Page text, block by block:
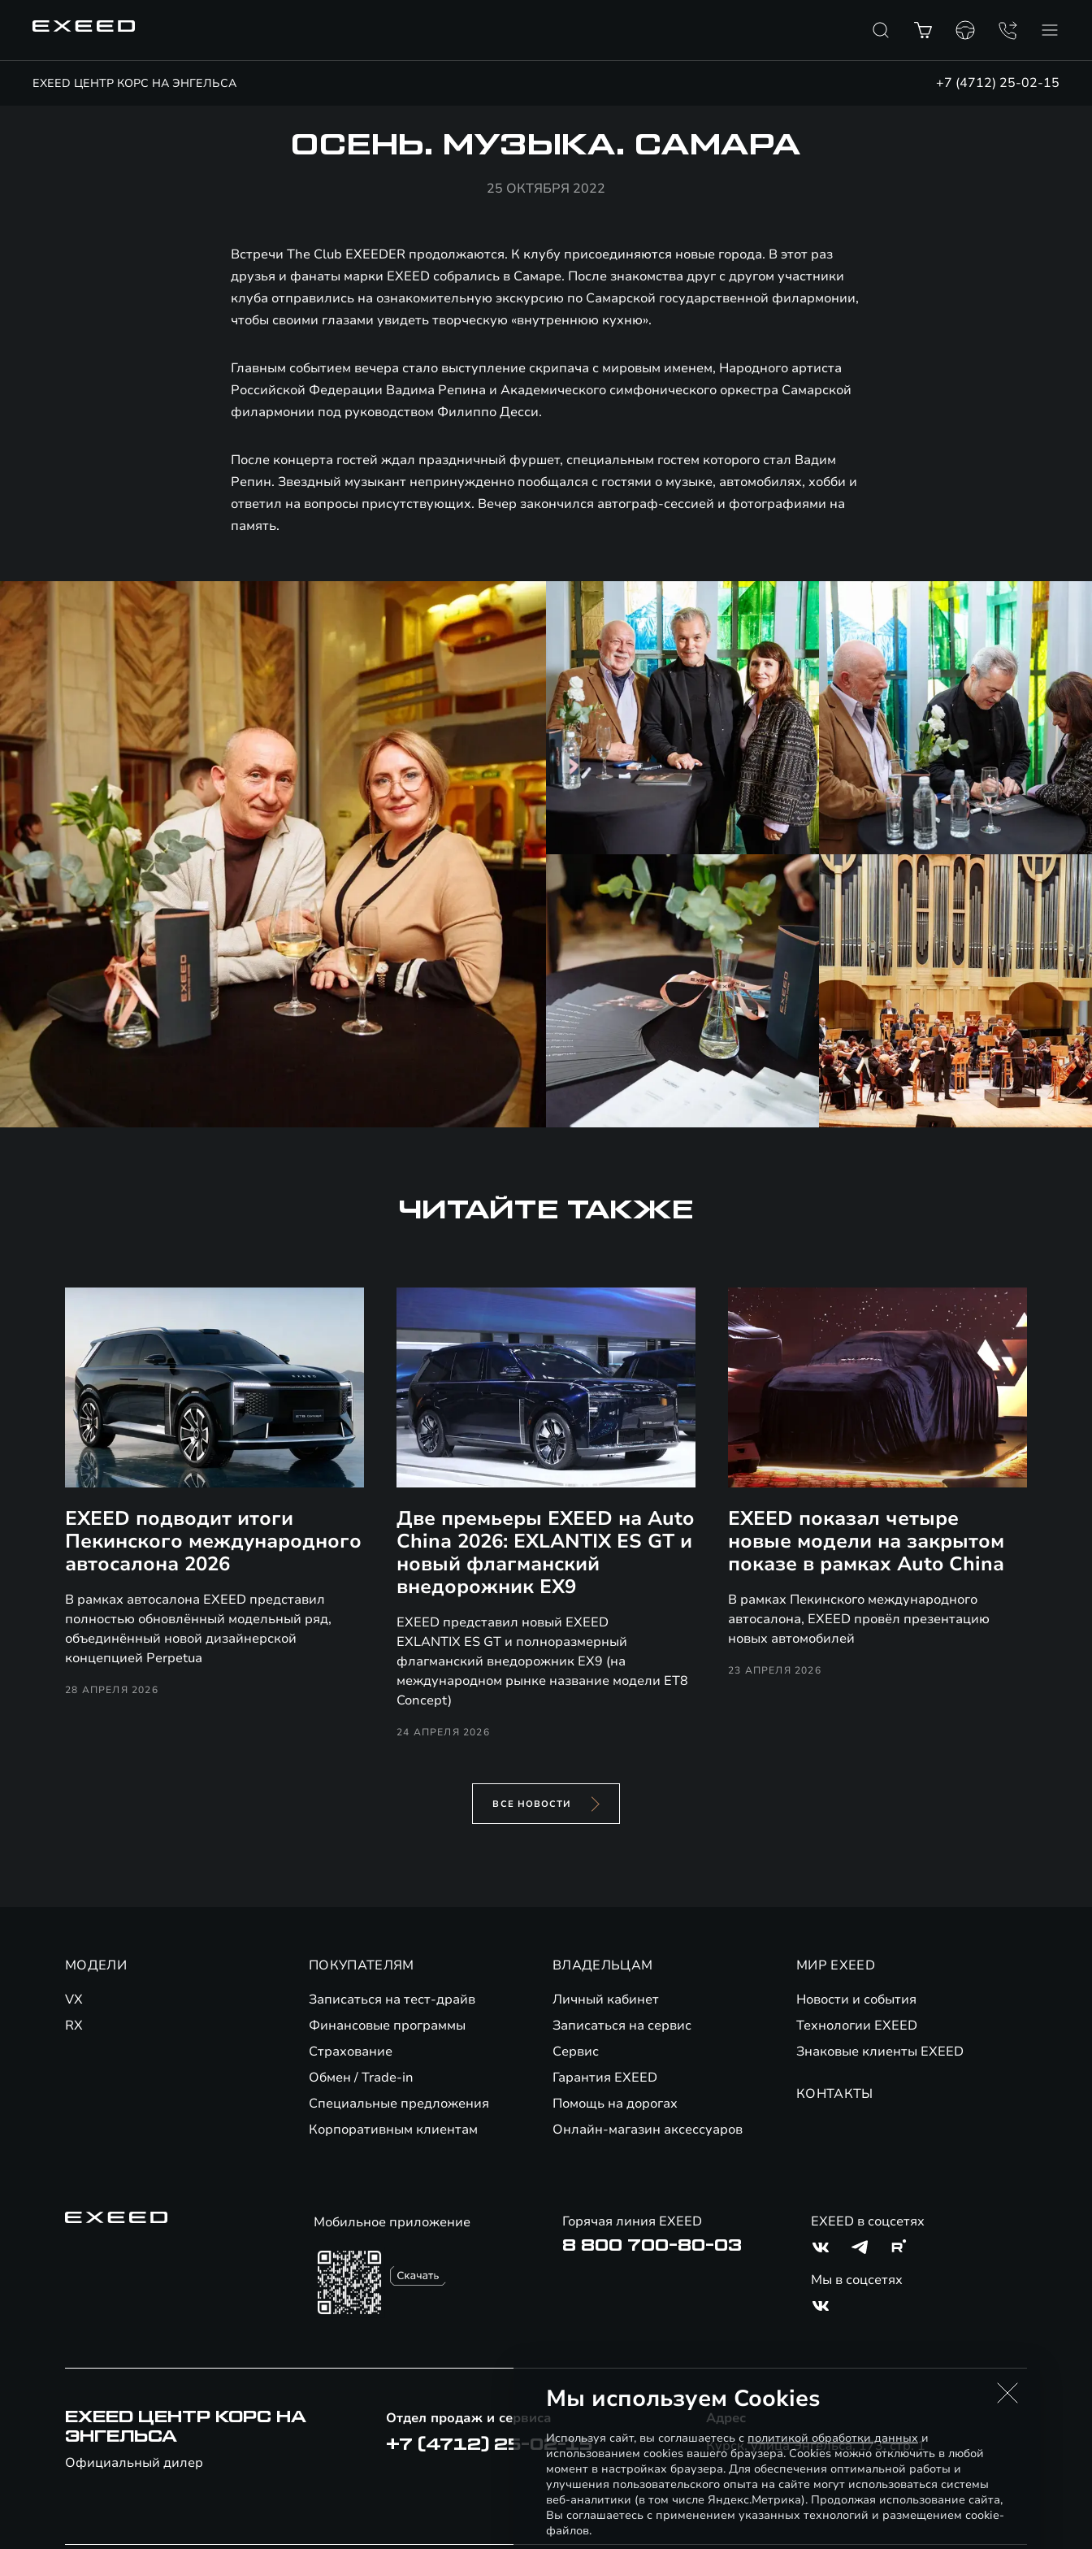
EXEED ЦЕНТР КОРС НА ЭНГЕЛЬСА +7 (4712) 25-02-15
ОСЕНЬ. МУЗЫКА. САМАРА
25 ОКТЯБРЯ 2022
Встречи The Club EXEEDER продолжаются. К клубу присоединяются новые города. В этот раз
друзья и фанаты марки EXEED собрались в Самаре. После знакомства друг с другом участники
клуба отправились на ознакомительную экскурсию по Самарской государственной филармонии,
чтобы своими глазами увидеть творческую «внутреннюю кухню».
Главным событием вечера стало выступление скрипача с мировым именем, Народного артиста
Российской Федерации Вадима Репина и Академического симфонического оркестра Самарской
филармонии под руководством Филиппо Десси.
После концерта гостей ждал праздничный фуршет, специальным гостем которого стал Вадим
Репин. Звездный музыкант непринужденно пообщался с гостями о музыке, автомобилях, хобби и
ответил на вопросы присутствующих. Вечер закончился автограф-сессией и фотографиями на
память.
ЧИТАЙТЕ ТАКЖЕ
EXEED подводит итоги
Пекинского международного
автосалона 2026
В рамках автосалона EXEED представил
полностью обновлённый модельный ряд,
объединённый новой дизайнерской
концепцией Perpetua
28 АПРЕЛЯ 2026
Две премьеры EXEED на Auto
China 2026: EXLANTIX ES GT и
новый флагманский
внедорожник EX9
EXEED представил новый EXEED
EXLANTIX ES GT и полноразмерный
флагманский внедорожник EX9 (на
международном рынке название модели ET8
Concept)
24 АПРЕЛЯ 2026
EXEED показал четыре
новые модели на закрытом
показе в рамках Auto China
В рамках Пекинского международного
автосалона, EXEED провёл презентацию
новых автомобилей
23 АПРЕЛЯ 2026
ВСЕ НОВОСТИ
МОДЕЛИ
VX
RX
ПОКУПАТЕЛЯМ
Записаться на тест-драйв
Финансовые программы
Страхование
Обмен / Trade-in
Специальные предложения
Корпоративным клиентам
ВЛАДЕЛЬЦАМ
Личный кабинет
Записаться на сервис
Сервис
Гарантия EXEED
Помощь на дорогах
Онлайн-магазин аксессуаров
МИР EXEED
Новости и события
Технологии EXEED
Знаковые клиенты EXEED
КОНТАКТЫ
Мобильное приложение Горячая линия EXEED
8 800 700-80-03
EXEED в соцсетях
Мы в соцсетях
EXEED ЦЕНТР КОРС НА
ЭНГЕЛЬСА
Официальный дилер
Отдел продаж и сервиса
+7 (4712) 25-02-15
Адрес
Курск, улица Энгельса, 173, стр. 1
Мы используем Cookies
Используя сайт, вы соглашаетесь с политикой обработки данныхи
использованием cookies вашего браузера. Cookies можно отключить в любой
момент в настройках браузера. Для обеспечения оптимальной работы и
улучшения пользовательского опыта на сайте могут использоваться системы
веб-аналитики (в том числе Яндекс.Метрика). Продолжая использование сайта,
Вы соглашаетесь с применением указанных технологий и размещением cookie-
файлов.